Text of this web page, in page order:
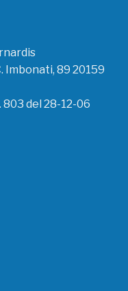
Imbonati, 89 20159
803 del 28-12-06